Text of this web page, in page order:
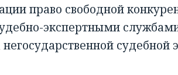
право свободной
экспертными
судебной